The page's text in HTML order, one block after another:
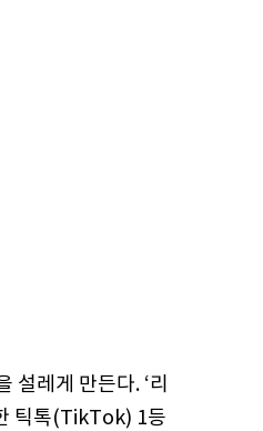
설레게 만든다. ‘리
틱톡(TikTok) 1등